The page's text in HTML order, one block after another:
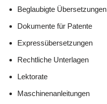
Beglaubigte Übersetzungen
Dokumente für Patente
Expressübersetzungen
Rechtliche Unterlagen
Lektorate
Maschinenanleitungen